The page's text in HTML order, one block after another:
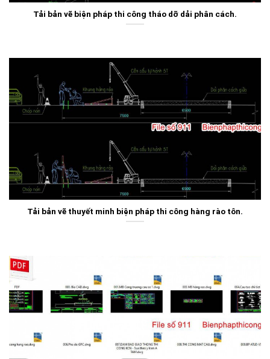
Tải bản vẽ biện pháp thi công tháo dỡ dải phân cách.
Tải bản vẽ thuyết minh biện pháp thi công hàng rào tôn.